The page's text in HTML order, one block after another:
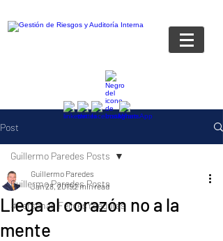
Post
Guillermo Paredes Posts
#Personas FelicesYseguras
Guillermo Paredes Posts
Llega al corazón no a la
mente
Guillermo Paredes
Jan 28, 20192 min read